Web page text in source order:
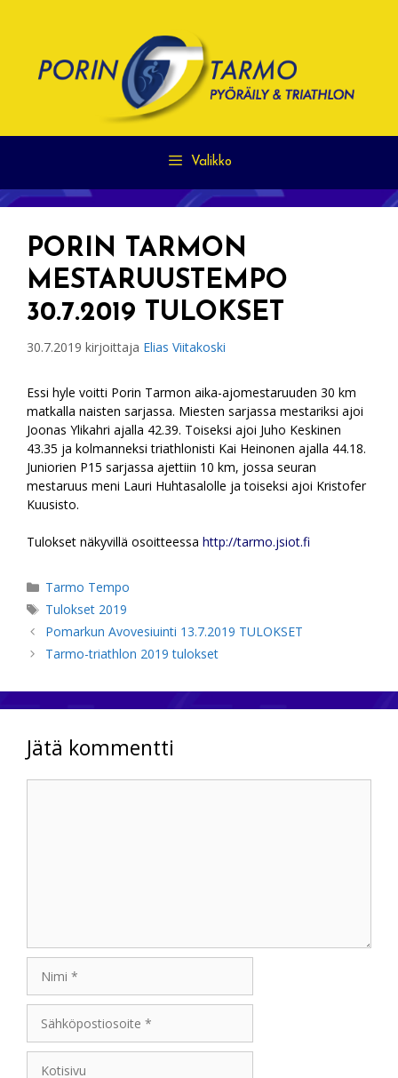
Valikko
PORIN TARMON
MESTARUUSTEMPO
30.7.2019 TULOKSET
30.7.2019 kirjoittaja Elias Viitakoski
Essi hyle voitti Porin Tarmon aika-ajomestaruuden 30 km
matkalla naisten sarjassa. Miesten sarjassa mestariksi ajoi
Joonas Ylikahri ajalla 42.39. Toiseksi ajoi Juho Keskinen
43.35 ja kolmanneksi triathlonisti Kai Heinonen ajalla 44.18.
Juniorien P15 sarjassa ajettiin 10 km, jossa seuran
mestaruus meni Lauri Huhtasalolle ja toiseksi ajoi Kristofer
Kuusisto.
Tulokset näkyvillä osoitteessa http://tarmo.jsiot.fi
Kategoriat
Tarmo Tempo
Avainsanat
Tulokset 2019
Pomarkun Avovesiuinti 13.7.2019 TULOKSET
Tarmo-triathlon 2019 tulokset
Jätä kommentti